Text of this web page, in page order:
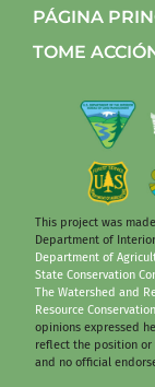
PÁGINA
TOME
This project was
Department of
Department of
State Conservation
The Watershed and
Resource
opinions expressed
reflect the position or
and no official